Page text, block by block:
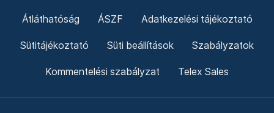
Átláthatóság ÁSZF Adatkezelési tájékoztató
Sütitájékoztató Süti beállítások Szabályzatok
Kommentelési szabályzat Telex Sales